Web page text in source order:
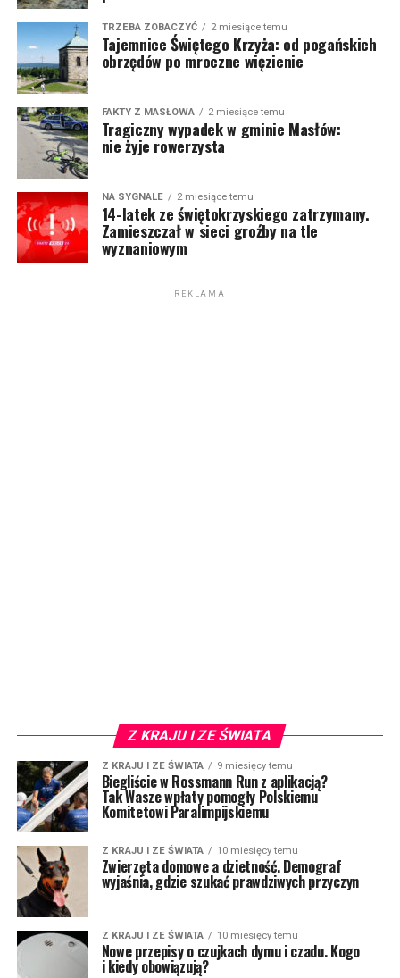
TRZEBA ZOBACZYĆ 2 miesiące temu
Tajemnice Świętego Krzyża: od pogańskich
obrzędów po mroczne więzienie
FAKTY Z MASŁOWA 2 miesiące temu
Tragiczny wypadek w gminie Masłów:
nie żyje rowerzysta
NA SYGNALE 2 miesiące temu
14-latek ze świętokrzyskiego zatrzymany.
Zamieszczał w sieci groźby na tle
wyznaniowym
REKLAMA
Z KRAJU I ZE ŚWIATA
Z KRAJU I ZE ŚWIATA 9 miesięcy temu
Biegliście w Rossmann Run z aplikacją?
Tak Wasze wpłaty pomogły Polskiemu
Komitetowi Paralimpijskiemu
Z KRAJU I ZE ŚWIATA 10 miesięcy temu
Zwierzęta domowe a dzietność. Demograf
wyjaśnia, gdzie szukać prawdziwych przyczyn
Z KRAJU I ZE ŚWIATA 10 miesięcy temu
Nowe przepisy o czujkach dymu i czadu. Kogo
i kiedy obowiązują?